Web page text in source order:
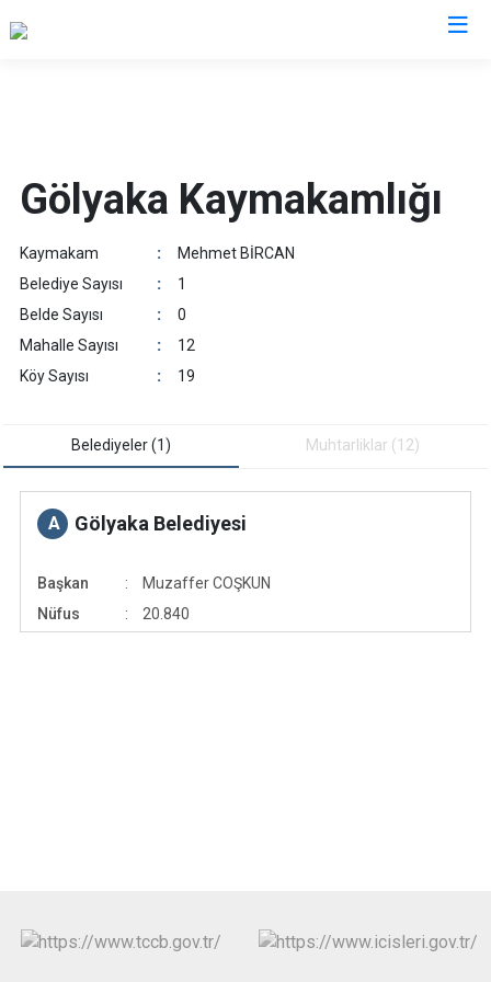
Akçakoca
Gölyaka
Gümüşova
Kaynaşlı
Yığılca
Gölyaka Kaymakamlığı
Kaymakam :
Mehmet BİRCAN
Belediye Sayısı
:
1
Belde Sayısı
:
0
Mahalle Sayısı
:
12
Köy Sayısı
: 19
Belediyeler (1) Muhtarliklar (12)
A Gölyaka Belediyesi
Başkan
Muzaffer COŞKUN
Nüfus
20.840